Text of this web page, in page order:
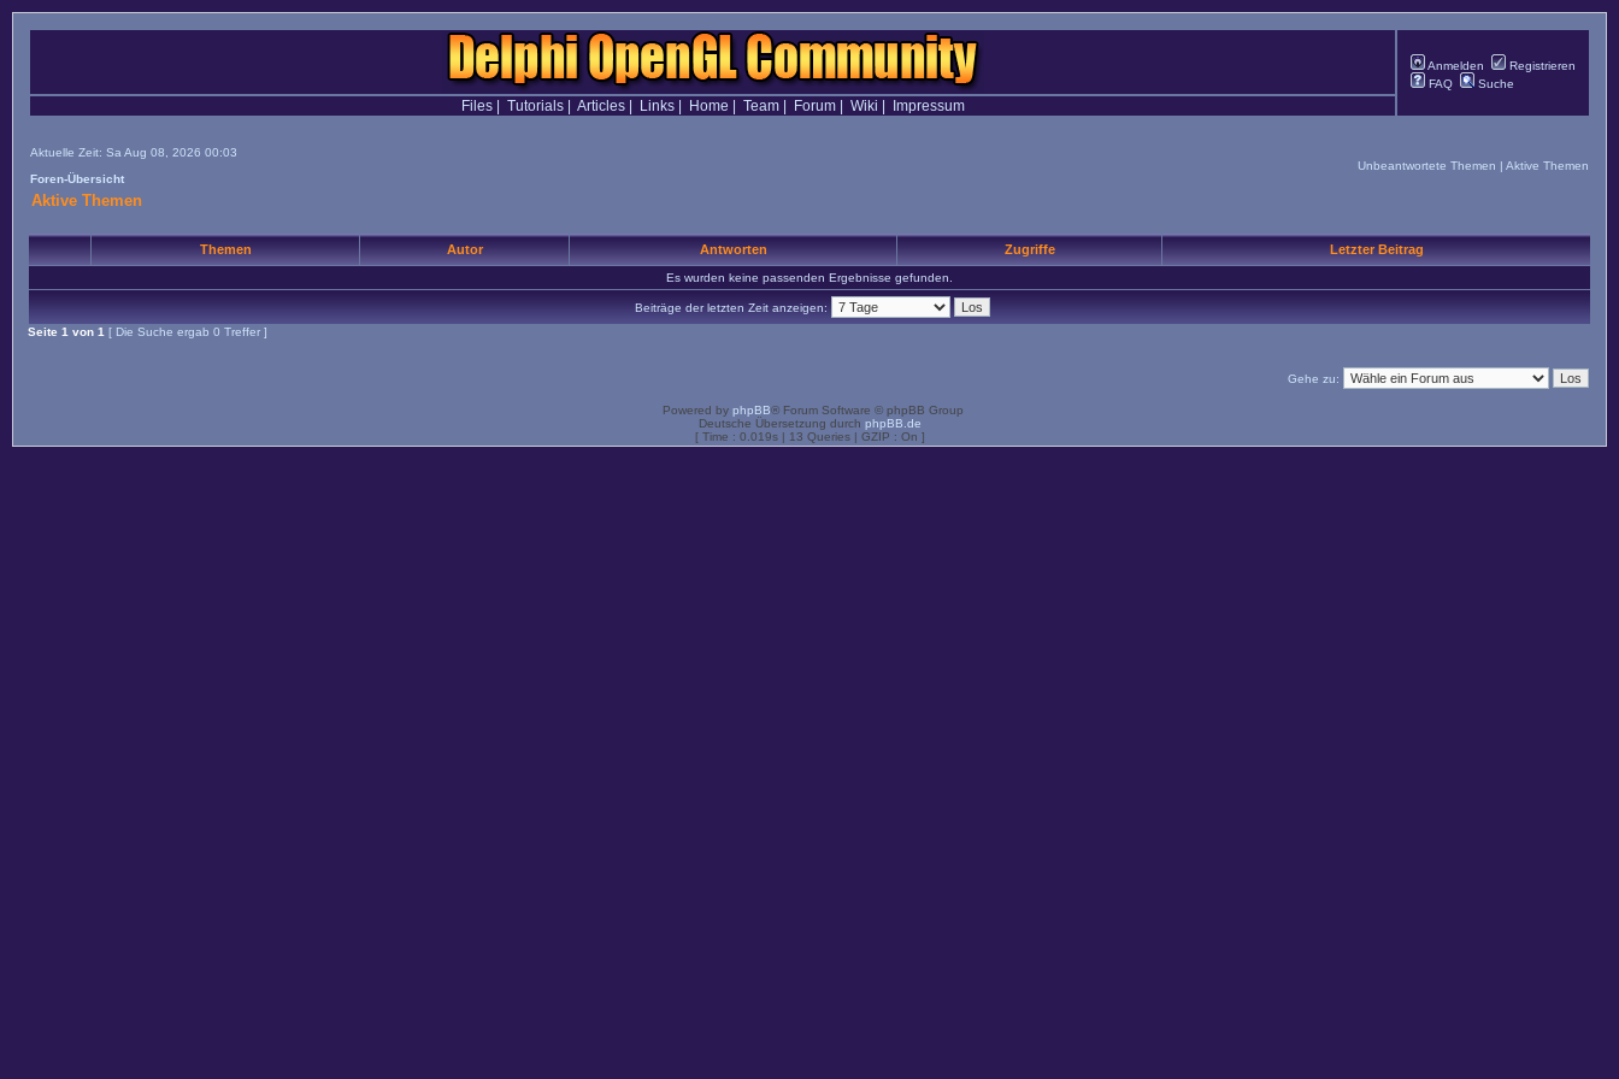
Anmelden
Registrieren
FAQ
Suche
Files| Tutorials| Articles| Links| Home Team| Forum| Wiki Impressum
Aktuelle Zeit: Sa Aug 08, 2026 00:03
Foren-Übersicht
Unbeantwortete Themen | Aktive Themen
Aktive Themen
Themen Autor Antworten Zugriffe Letzter Beitrag
Es wurden keine passenden Ergebnisse gefunden.
Beiträge der letzten Zeit anzeigen:
Seite 1 von 1 [ Die Suche ergab 0 Treffer ]
Gehe zu:
Powered by phpBB® Forum Software © phpBB Group
Deutsche Übersetzung durch phpBB.de
[ Time : 0.019s | 13 Queries | GZIP : On ]